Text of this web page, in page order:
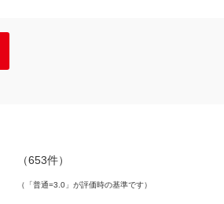
（653件）
（「普通=3.0」が評価時の基準です）